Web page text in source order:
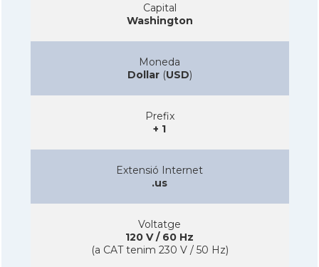
Capital
Washington
Moneda
Dollar(USD)
Prefix
+ 1
Extensió Internet
.us
Voltatge
120 V / 60 Hz
(a CAT tenim 230 V / 50 Hz)